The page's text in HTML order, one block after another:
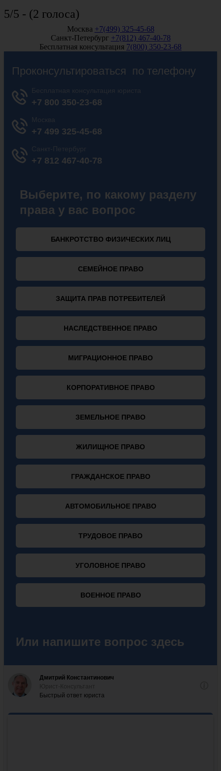
5/5 - (2 голоса)
Москва +7(499) 325-45-68
Санкт-Петербург +7(812) 467-40-78
Бесплатная консультация 7(800) 350-23-68